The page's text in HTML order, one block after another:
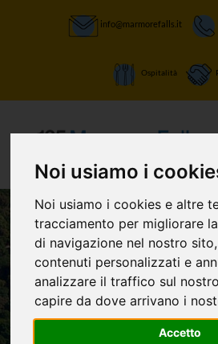
Noi usiamo i
Noi usiamo i cookies e altre
tracciamento per migliorare
di navigazione nel nostro
contenuti personalizzati e
analizzare il traffico sul
capire da dove arrivano i
Accetto
info@marmorefalls.it
Ospitalità
LASCIATI STUPIRE:
Marmore